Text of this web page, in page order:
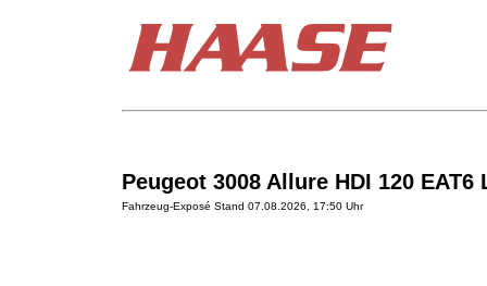
Peugeot 3008 Allure HDI 120 EAT6
Fahrzeug-Exposé Stand 07.08.2026, 17:50 Uhr